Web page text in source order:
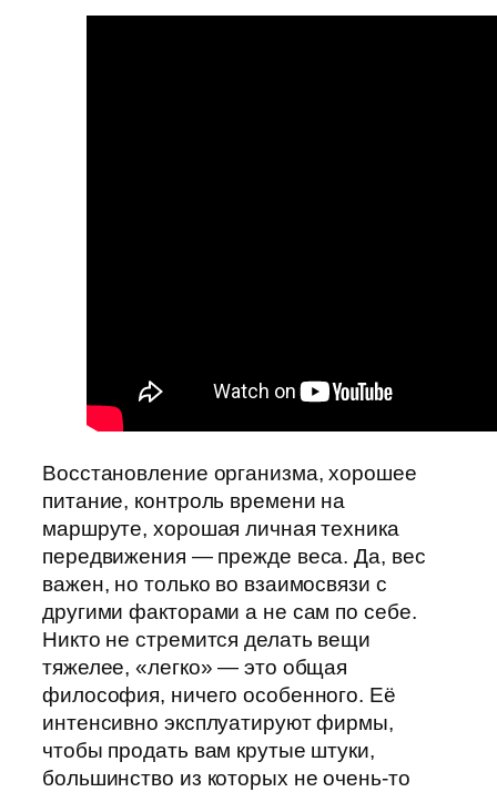
Восстановление организма, хорошее
питание, контроль времени на
маршруте, хорошая личная техника
передвижения — прежде веса. Да, вес
важен, но только во взаимосвязи с
другими факторами а не сам по себе.
Никто не стремится делать вещи
тяжелее, «легко» — это общая
философия, ничего особенного. Её
интенсивно эксплуатируют фирмы,
чтобы продать вам крутые штуки,
большинство из которых не очень-то